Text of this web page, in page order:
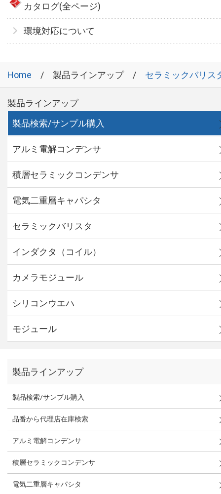
カタログ(全ページ)
環境対応について
Home 製品ラインアップ セラミックバリス
製品ラインアップ
製品検索/サンプル購入
アルミ電解コンデンサ
積層セラミックコンデンサ
電気二重層キャパシタ
セラミックバリスタ
インダクタ（コイル）
カメラモジュール
シリコンウエハ
モジュール
製品ラインアップ
製品検索/サンプル購入
品番から代理店在庫検索
アルミ電解コンデンサ
積層セラミックコンデンサ
電気二重層キャパシタ